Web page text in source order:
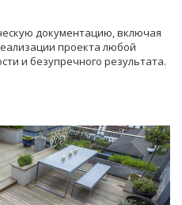
документацию, включая
проекта любой
и безупречного результата.